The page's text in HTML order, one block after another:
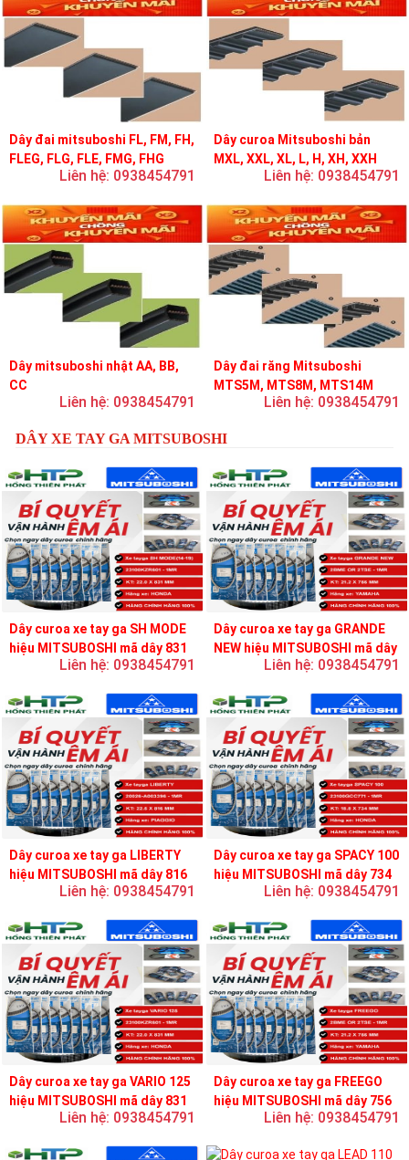
Dây đai mitsuboshi FL, FM, FH,
FLEG, FLG, FLE, FMG, FHG
Liên hệ: 0938454791
Dây curoa Mitsuboshi bản
MXL, XXL, XL, L, H, XH, XXH
Liên hệ: 0938454791
Dây mitsuboshi nhật AA, BB,
CC
Liên hệ: 0938454791
Dây đai răng Mitsuboshi
MTS5M, MTS8M, MTS14M
Liên hệ: 0938454791
DÂY XE TAY GA MITSUBOSHI
Dây curoa xe tay ga SH MODE
hiệu MITSUBOSHI mã dây 831
Liên hệ: 0938454791
Dây curoa xe tay ga GRANDE
NEW hiệu MITSUBOSHI mã dây
Liên hệ: 0938454791
Dây curoa xe tay ga LIBERTY
hiệu MITSUBOSHI mã dây 816
Liên hệ: 0938454791
Dây curoa xe tay ga SPACY 100
hiệu MITSUBOSHI mã dây 734
Liên hệ: 0938454791
Dây curoa xe tay ga VARIO 125
hiệu MITSUBOSHI mã dây 831
Liên hệ: 0938454791
Dây curoa xe tay ga FREEGO
hiệu MITSUBOSHI mã dây 756
Liên hệ: 0938454791